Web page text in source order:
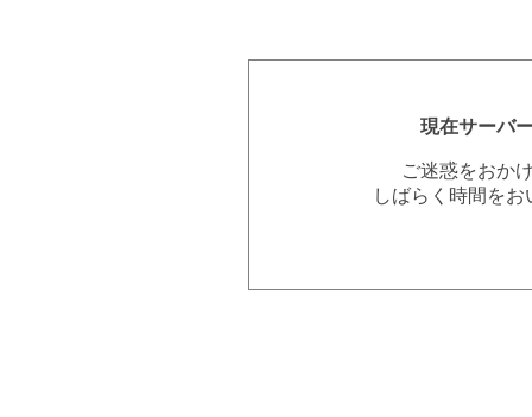
現在サーバ
ご迷惑をおか
しばらく時間を